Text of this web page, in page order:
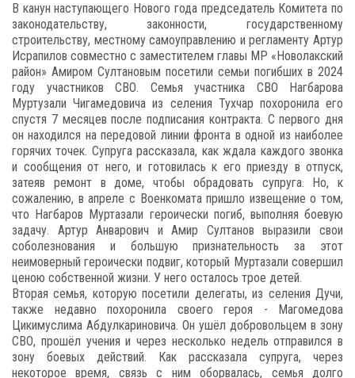
В канун наступающего Нового года председатель Комитета по
законодательству, законности, государственному
строительству, местному самоуправлению и регламенту Артур
Исрапилов совместно с заместителем главы МР «Новолакский
район» Амиром Султановым посетили семьи погибших в 2024
году участников СВО. Семья участника СВО Нагбарова
Муртузали Чигамедовича из селения Тухчар похоронила его
спустя 7 месяцев после подписания контракта. С первого дня
он находился на передовой линии фронта в одной из наиболее
горячих точек. Супруга рассказала, как ждала каждого звонка
и сообщения от него, и готовилась к его приезду в отпуск,
затеяв ремонт в доме, чтобы обрадовать супруга. Но, к
сожалению, в апреле с Военкомата пришло извещение о том,
что Нагбаров Муртазали героически погиб, выполняя боевую
задачу. Артур Анварович и Амир Султанов выразили свои
соболезнования и большую признательность за этот
неимоверный героически подвиг, который Муртазали совершил
ценою собственной жизни. У него осталось трое детей.
Вторая семья, которую посетили делегаты, из селения Дучи,
также недавно похоронила своего героя - Магомедова
Цикимуслима Абдулкариновича. Он ушёл добровольцем в зону
СВО, прошёл учения и через несколько недель отправился в
зону боевых действий. Как рассказала супруга, через
некоторое время, связь с ним оборвалась, семья долго